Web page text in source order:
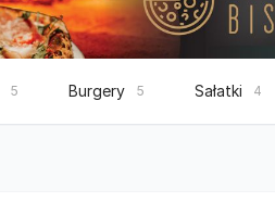
5 Burgery 5 Sałatki 4